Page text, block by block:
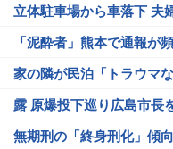
立体駐車場から車落下 夫
「泥酔者」熊本で通報が
家の隣が民泊「トラウマな
露 原爆投下巡り広島市長
無期刑の「終身刑化」傾